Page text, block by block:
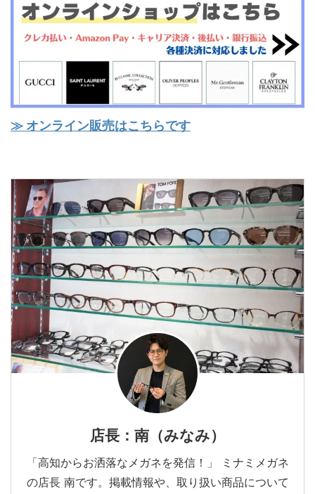
≫ オンライン販売はこちらです
店長：南（みなみ）
「高知からお洒落なメガネを発信！」 ミナミメガネ
の店長 南です。掲載情報や、取り扱い商品について